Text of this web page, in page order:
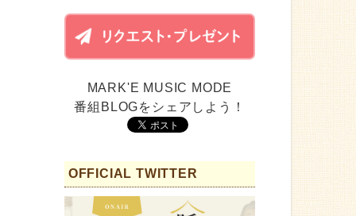
MARK'E MUSIC MODE
番組BLOGをシェアしよう！
OFFICIAL TWITTER